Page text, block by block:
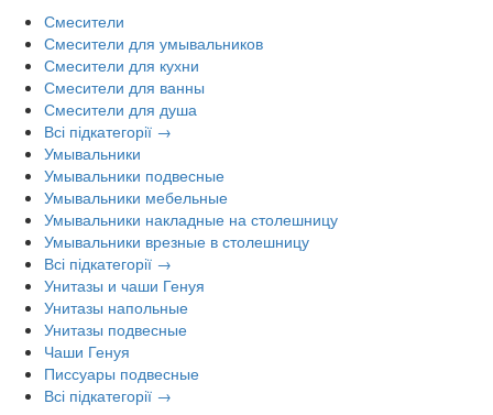
Смесители
Смесители для умывальников
Смесители для кухни
Смесители для ванны
Смесители для душа
Всі підкатегорії →
Умывальники
Умывальники подвесные
Умывальники мебельные
Умывальники накладные на столешницу
Умывальники врезные в столешницу
Всі підкатегорії →
Унитазы и чаши Генуя
Унитазы напольные
Унитазы подвесные
Чаши Генуя
Писсуары подвесные
Всі підкатегорії →